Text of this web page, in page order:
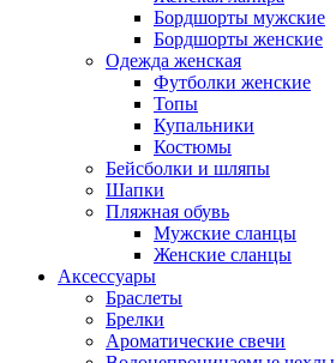
Бордшорты мужские
Бордшорты женские
Одежда женская
Футболки женские
Топы
Купальники
Костюмы
Бейсболки и шляпы
Шапки
Пляжная обувь
Мужские сланцы
Женские сланцы
Аксессуары
Браслеты
Брелки
Ароматические свечи